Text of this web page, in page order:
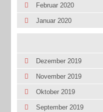
Februar 2020
Januar 2020
Dezember 2019
November 2019
Oktober 2019
September 2019